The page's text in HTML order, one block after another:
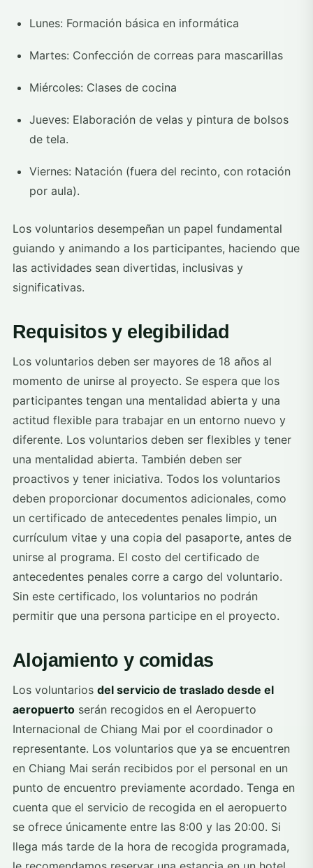
Lunes: Formación básica en informática
Martes: Confección de correas para mascarillas
Miércoles: Clases de cocina
Jueves: Elaboración de velas y pintura de bolsos
de tela.
Viernes: Natación (fuera del recinto, con rotación
por aula).
Los voluntarios desempeñan un papel fundamental
guiando y animando a los participantes, haciendo que
las actividades sean divertidas, inclusivas y
significativas.
Requisitos y elegibilidad
Los voluntarios deben ser mayores de 18 años al
momento de unirse al proyecto. Se espera que los
participantes tengan una mentalidad abierta y una
actitud flexible para trabajar en un entorno nuevo y
diferente. Los voluntarios deben ser flexibles y tener
una mentalidad abierta. También deben ser
proactivos y tener iniciativa. Todos los voluntarios
deben proporcionar documentos adicionales, como
un certificado de antecedentes penales limpio, un
currículum vitae y una copia del pasaporte, antes de
unirse al programa. El costo del certificado de
antecedentes penales corre a cargo del voluntario.
Sin este certificado, los voluntarios no podrán
permitir que una persona participe en el proyecto.
Alojamiento y comidas
Los voluntarios del servicio de traslado desde el
aeropuerto serán recogidos en el Aeropuerto
Internacional de Chiang Mai por el coordinador o
representante. Los voluntarios que ya se encuentren
en Chiang Mai serán recibidos por el personal en un
punto de encuentro previamente acordado. Tenga en
cuenta que el servicio de recogida en el aeropuerto
se ofrece únicamente entre las 8:00 y las 20:00. Si
llega más tarde de la hora de recogida programada,